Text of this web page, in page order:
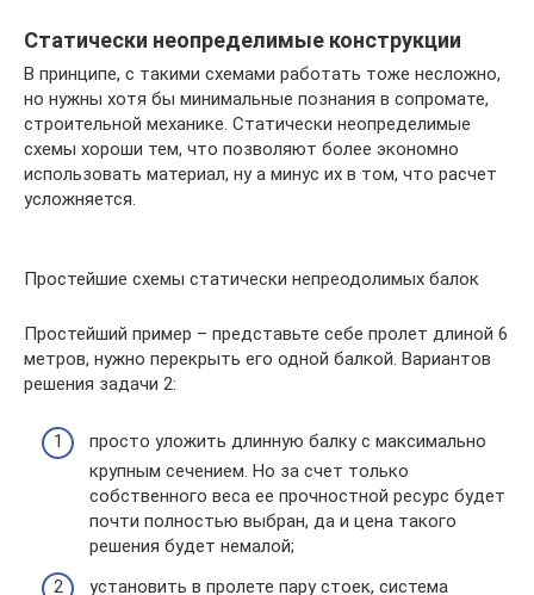
Статически неопределимые конструкции
В принципе, с такими схемами работать тоже несложно,
но нужны хотя бы минимальные познания в сопромате,
строительной механике. Статически неопределимые
схемы хороши тем, что позволяют более экономно
использовать материал, ну а минус их в том, что расчет
усложняется.
Простейшие схемы статически непреодолимых балок
Простейший пример – представьте себе пролет длиной 6
метров, нужно перекрыть его одной балкой. Вариантов
решения задачи 2:
просто уложить длинную балку с максимально
крупным сечением. Но за счет только
собственного веса ее прочностной ресурс будет
почти полностью выбран, да и цена такого
решения будет немалой;
установить в пролете пару стоек, система